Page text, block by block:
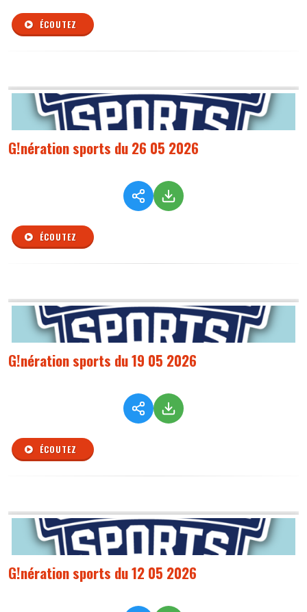
ÉCOUTEZ
G!nération sports du 26 05 2026
ÉCOUTEZ
G!nération sports du 19 05 2026
ÉCOUTEZ
G!nération sports du 12 05 2026